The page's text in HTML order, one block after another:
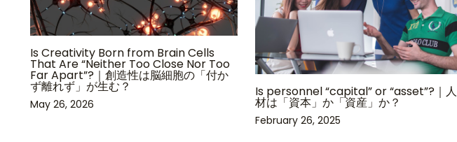
Is Creativity Born from Brain Cells
That Are “Neither Too Close Nor Too
Far Apart”?｜創造性は脳細胞の「付か
ず離れず」が生む？
May 26, 2026
Is personnel “capital” or “asset”?｜人
材は「資本」か「資産」か？
February 26, 2025